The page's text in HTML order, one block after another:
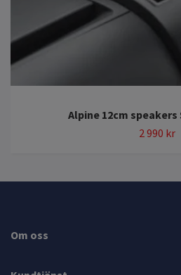
Alpine 12cm speakers
2 990 kr
Om oss